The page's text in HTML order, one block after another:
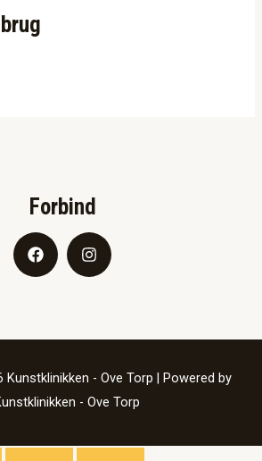
Forbind
- Ove Torp | Powered by
- Ove Torp